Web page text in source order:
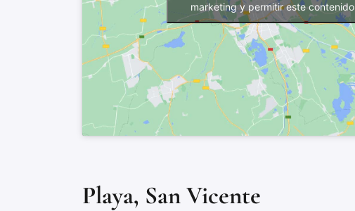
marketing y permitir este contenido
Playa, San Vicente